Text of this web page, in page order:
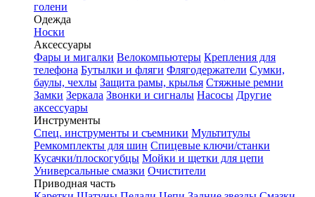
голени
Одежда
Носки
Аксессуары
Фары и мигалки Велокомпьютеры Крепления для
телефона Бутылки и фляги Флягодержатели Сумки,
баулы, чехлы Защита рамы, крылья Стяжные ремни
Замки Зеркала Звонки и сигналы Насосы Другие
аксессуары
Инструменты
Спец. инструменты и съемники Мультитулы
Ремкомплекты для шин Спицевые ключи/станки
Кусачки/плоскогубцы Мойки и щетки для цепи
Универсальные смазки Очистители
Приводная часть